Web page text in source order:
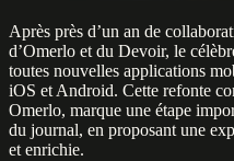
Après près d’un an de
d’Omerlo et du Devoir, le
toutes nouvelles applications
iOS et Android. Cette refonte
Omerlo, marque une étape
du journal, en proposant une
et enrichie.